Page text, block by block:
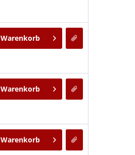
Warenkorb
Warenkorb
Warenkorb